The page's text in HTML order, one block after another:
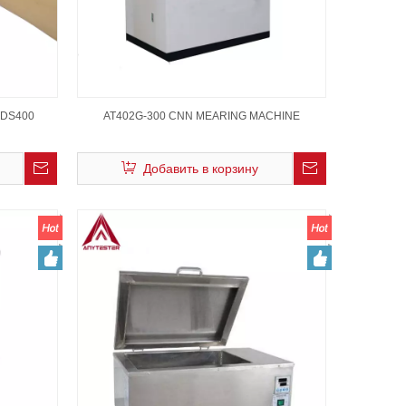
AT402G-300 CNN MEARING MACHINE
Добавить в корзину